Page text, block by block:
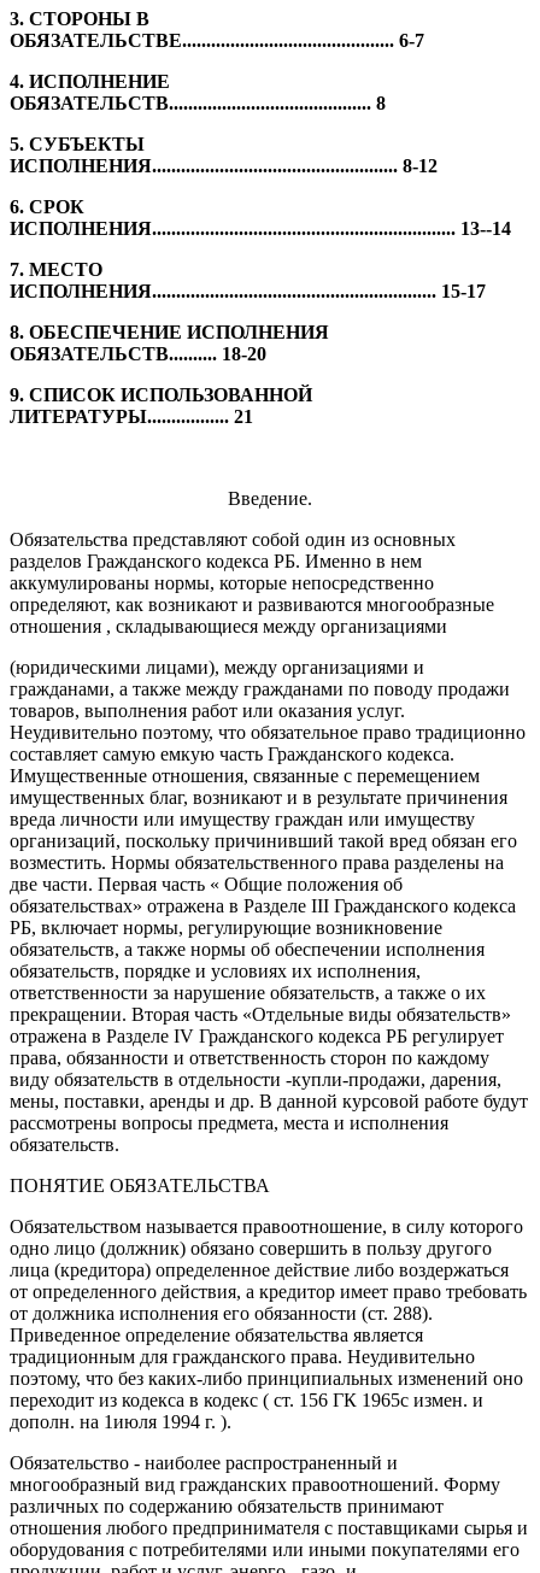
3. СТОРОНЫ В
ОБЯЗАТЕЛЬСТВЕ............................................ 6-7
4. ИСПОЛНЕНИЕ
ОБЯЗАТЕЛЬСТВ.......................................... 8
5. СУБЪЕКТЫ
ИСПОЛНЕНИЯ................................................... 8-12
6. СРОК
ИСПОЛНЕНИЯ............................................................... 13--14
7. МЕСТО
ИСПОЛНЕНИЯ........................................................... 15-17
8. ОБЕСПЕЧЕНИЕ ИСПОЛНЕНИЯ
ОБЯЗАТЕЛЬСТВ.......... 18-20
9. СПИСОК ИСПОЛЬЗОВАННОЙ
ЛИТЕРАТУРЫ................. 21
Введение.
Обязательства представляют собой один из основных
разделов Гражданского кодекса РБ. Именно в нем
аккумулированы нормы, которые непосредственно
определяют, как возникают и развиваются многообразные
отношения , складывающиеся между организациями
(юридическими лицами), между организациями и
гражданами, а также между гражданами по поводу продажи
товаров, выполнения работ или оказания услуг.
Неудивительно поэтому, что обязательное право традиционно
составляет самую емкую часть Гражданского кодекса.
Имущественные отношения, связанные с перемещением
имущественных благ, возникают и в результате причинения
вреда личности или имуществу граждан или имуществу
организаций, поскольку причинивший такой вред обязан его
возместить. Нормы обязательственного права разделены на
две части. Первая часть « Общие положения об
обязательствах» отражена в Разделе III Гражданского кодекса
РБ, включает нормы, регулирующие возникновение
обязательств, а также нормы об обеспечении исполнения
обязательств, порядке и условиях их исполнения,
ответственности за нарушение обязательств, а также о их
прекращении. Вторая часть «Отдельные виды обязательств»
отражена в Разделе IV Гражданского кодекса РБ регулирует
права, обязанности и ответственность сторон по каждому
виду обязательств в отдельности -купли-продажи, дарения,
мены, поставки, аренды и др. В данной курсовой работе будут
рассмотрены вопросы предмета, места и исполнения
обязательств.
ПОНЯТИЕ ОБЯЗАТЕЛЬСТВА
Обязательством называется правоотношение, в силу которого
одно лицо (должник) обязано совершить в пользу другого
лица (кредитора) определенное действие либо воздержаться
от определенного действия, а кредитор имеет право требовать
от должника исполнения его обязанности (ст. 288).
Приведенное определение обязательства является
традиционным для гражданского права. Неудивительно
поэтому, что без каких-либо принципиальных изменений оно
переходит из кодекса в кодекс ( ст. 156 ГК 1965с измен. и
дополн. на 1июля 1994 г. ).
Обязательство - наиболее распространенный и
многообразный вид гражданских правоотношений. Форму
различных по содержанию обязательств принимают
отношения любого предпринимателя с поставщиками сырья и
оборудования с потребителями или иными покупателями его